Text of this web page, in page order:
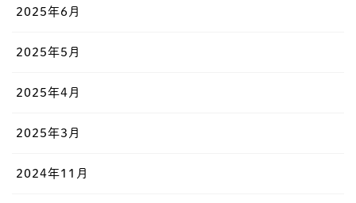
2025年6月
2025年5月
2025年4月
2025年3月
2024年11月